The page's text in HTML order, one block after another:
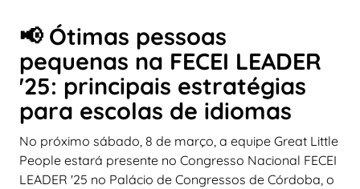
📢 Ótimas pessoas
pequenas na FECEI LEADER
'25: principais estratégias
para escolas de idiomas
No próximo sábado, 8 de março, a equipe Great Little
People estará presente no Congresso Nacional FECEI
LEADER '25 no Palácio de Congressos de Córdoba, o